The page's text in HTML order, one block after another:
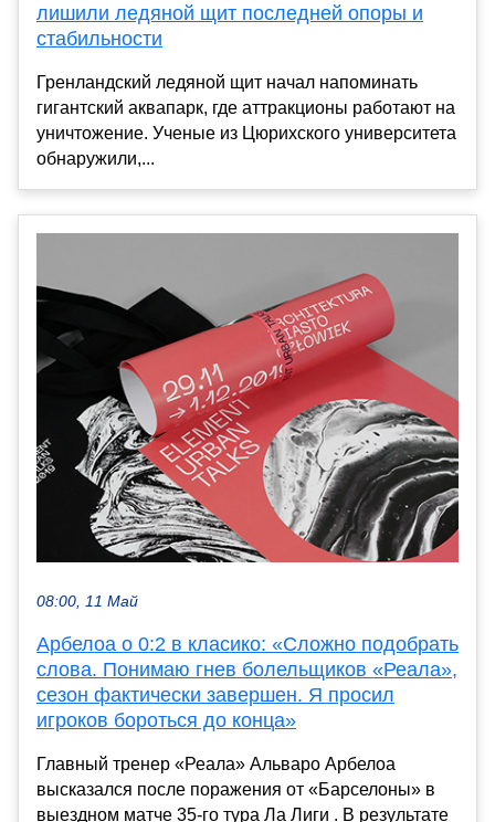
лишили ледяной щит последней опоры и
стабильности
Гренландский ледяной щит начал напоминать
гигантский аквапарк, где аттракционы работают на
уничтожение. Ученые из Цюрихского университета
обнаружили,...
08:00, 11 Май
Арбелоа о 0:2 в класико: «Сложно подобрать
слова. Понимаю гнев болельщиков «Реала»,
сезон фактически завершен. Я просил
игроков бороться до конца»
Главный тренер «Реала» Альваро Арбелоа
высказался после поражения от «Барселоны» в
выездном матче 35-го тура Ла Лиги . В результате